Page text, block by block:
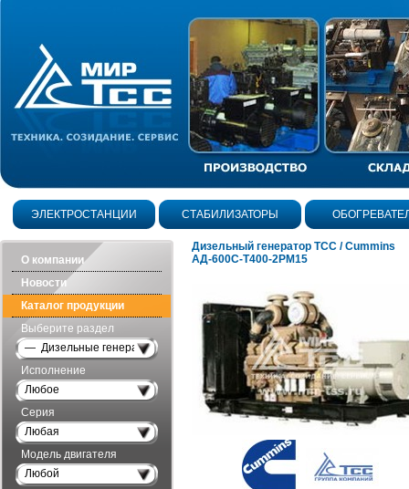
ЭЛЕКТРОСТАНЦИИ СТАБИЛИЗАТОРЫ
О компании
Новости
Каталог продукции
Выберите раздел
— Дизельные генераторы открытого исполнения
Исполнение
Любое
Серия
Любая
Модель двигателя
Любой
Дизельный генератор ТСС / Cummins
АД-600С-Т400-2РМ15